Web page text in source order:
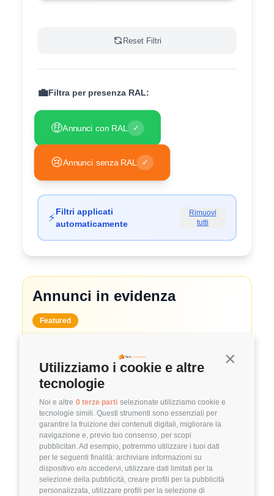
Continua
Utilizziamo i cookie e altre
tecnologie
Noi e altre 0 terze parti selezionate utilizziamo cookie e
tecnologie simili. Questi strumenti sono essenziali per
garantire la fruizione dei contenuti digitali, migliorare la
navigazione e, previo tuo consenso, per scopi
pubblicitari. Ad esempio, potremmo utilizzare i tuoi dati
per le seguenti finalità: archiviare informazioni su
dispositivo e/o accedervi, utilizzare dati limitati per la
selezione della pubblicità, creare profili per la pubblicità
personalizzata, utilizzare profili per la selezione di
Reset Filtri
💼Filtra per presenza RAL:
🤑Annunci con RAL ✓
😢Annunci senza RAL ✓
⚡Filtri applicati
automaticamente
Rimuovi
tutti
Annunci in evidenza
Featured
System Administrator
3.8 FuffAnnuncio Score
💰 ~ 50.000€ - 60.000€ all'anno
📍 Milano 🏢 Ibrido💼 Middle/Senior
DevOps